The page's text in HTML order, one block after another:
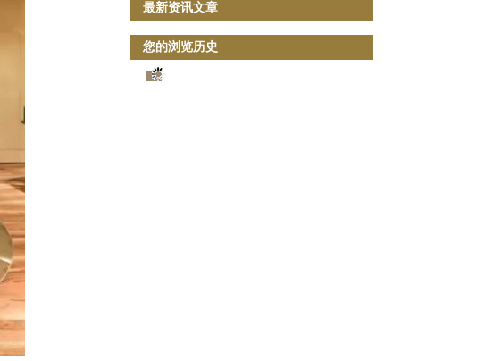
最新资讯文章
您的浏览历史